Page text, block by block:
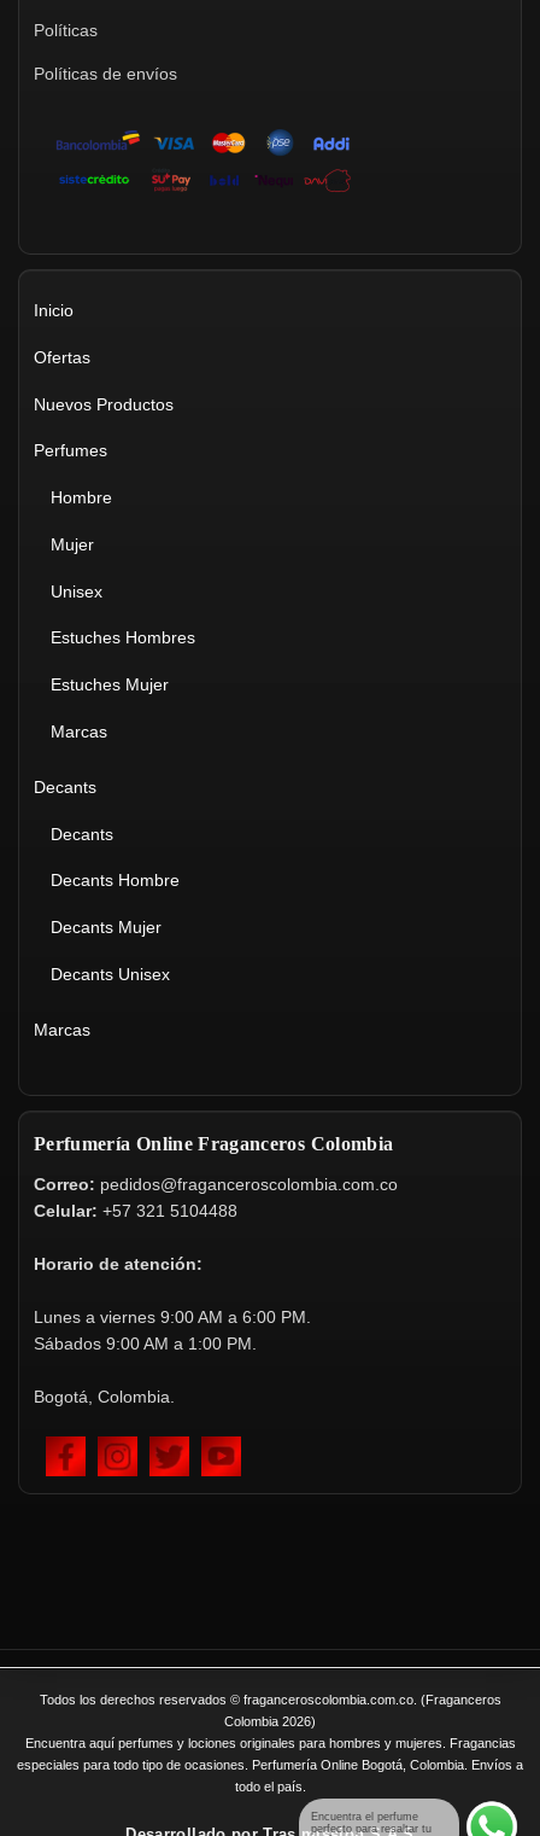
Políticas
Políticas de envíos
Inicio
Ofertas
Nuevos Productos
Perfumes
Hombre
Mujer
Unisex
Estuches Hombres
Estuches Mujer
Marcas
Decants
Decants
Decants Hombre
Decants Mujer
Decants Unisex
Marcas
Perfumería Online Fraganceros Colombia
Correo: pedidos@fraganceroscolombia.com.co
Celular: +57 321 5104488
Horario de atención:
Lunes a viernes 9:00 AM a 6:00 PM.
Sábados 9:00 AM a 1:00 PM.
Bogotá, Colombia.
Encuentra el perfume
perfecto para resaltar tu
Todos los derechos reservados © fraganceroscolombia.com.co. (Fraganceros
Colombia 2026)
Encuentra aquí perfumes y lociones originales para hombres y mujeres. Fragancias
especiales para todo tipo de ocasiones. Perfumería Online Bogotá, Colombia. Envíos a
todo el país.